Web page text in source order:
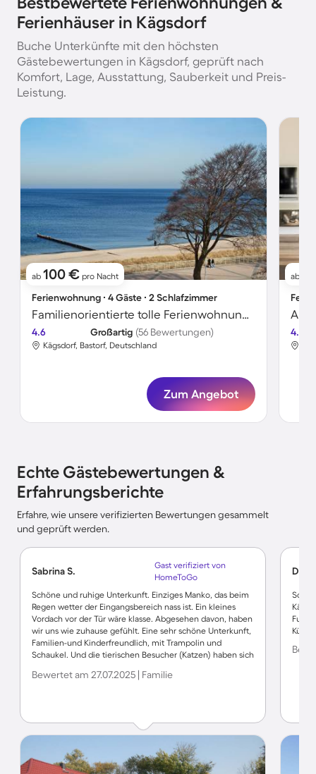
Ferienhäuser in Kägsdorf
Buche Unterkünfte mit den höchsten
Gästebewertungen in Kägsdorf, geprüft nach
Komfort, Lage, Ausstattung, Sauberkeit und Preis-
Leistung.
ab 100 € pro Nacht
Ferienwohnung ∙ 4 Gäste ∙ 2 Schlafzimmer
Familienorientierte tolle Ferienwohnung mit Terrasse | Meerblick | Strand in der Nähe
4.6 Großartig (56 Bewertungen)
Kägsdorf, Bastorf, Deutschland
Zum Angebot
ab
4.5
Echte Gästebewertungen &
Erfahrungsberichte
Erfahre, wie unsere verifizierten Bewertungen gesammelt
und geprüft werden.
Sabrina S.
Gast verifiziert von
HomeToGo
Schöne und ruhige Unterkunft. Einziges Manko, das beim
Regen wetter der Eingangsbereich nass ist. Ein kleines
Vordach vor der Tür wäre klasse. Abgesehen davon, haben
wir uns wie zuhause gefühlt. Eine sehr schöne Unterkunft,
Familien-und Kinderfreundlich, mit Trampolin und
Schaukel. Und die tierischen Besucher (Katzen) haben sich
Regenwetters, hatten wir einen schönen Aufenthalt. Wir
Bewertet am 27.07.2025 | Familie
Dirk
Fuß